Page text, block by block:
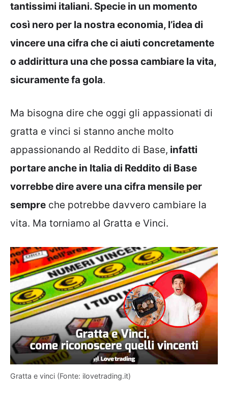
tantissimi italiani. Specie in un momento
così nero per la nostra economia, l’idea di
vincere una cifra che ci aiuti concretamente
o addirittura una che possa cambiare la vita,
sicuramente fa gola.
Ma bisogna dire che oggi gli appassionati di
gratta e vinci si stanno anche molto
appassionando al Reddito di Base, infatti
portare anche in Italia di Reddito di Base
vorrebbe dire avere una cifra mensile per
sempre che potrebbe davvero cambiare la
vita. Ma torniamo al Gratta e Vinci.
Gratta e vinci (Fonte: ilovetrading.it)